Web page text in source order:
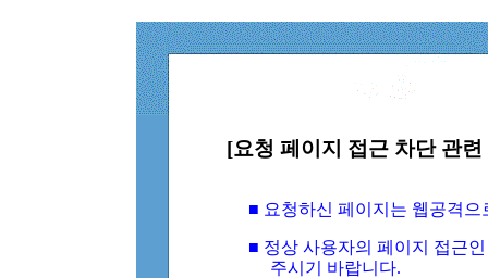
[요청 페이지 접근 차단 관
■ 요청하신 페이지는 웹공격
■ 정상 사용자의 페이지 접근
주시기 바랍니다.